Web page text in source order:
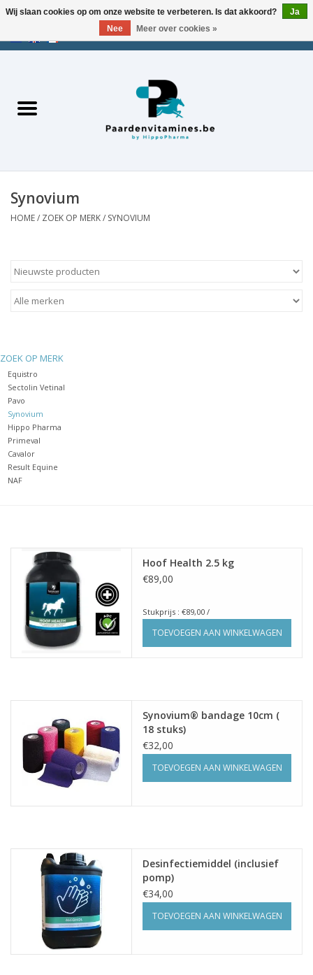
USD/CHF/
Zoek op merk
Gewrichten
Stress
Ademhaling
Voortplanting
Verzorging
Contact
Synovium
HOME/ ZOEK OP MERK/ SYNOVIUM
ZOEK OP MERK
Equistro
Sectolin Vetinal
Pavo
Synovium
Hippo Pharma
Primeval
Cavalor
Result Equine
NAF
Hoof Health 2.5 kg
€89,00
Stukprijs : €89,00 /
TOEVOEGEN AAN WINKELWAGEN
Synovium® bandage 10cm (
18 stuks)
€32,00
TOEVOEGEN AAN WINKELWAGEN
Desinfectiemiddel (inclusief
pomp)
€34,00
TOEVOEGEN AAN WINKELWAGEN
Wij slaan cookies op om onze website te verbeteren. Is dat akkoord?
Ja
Nee
Meer over cookies »